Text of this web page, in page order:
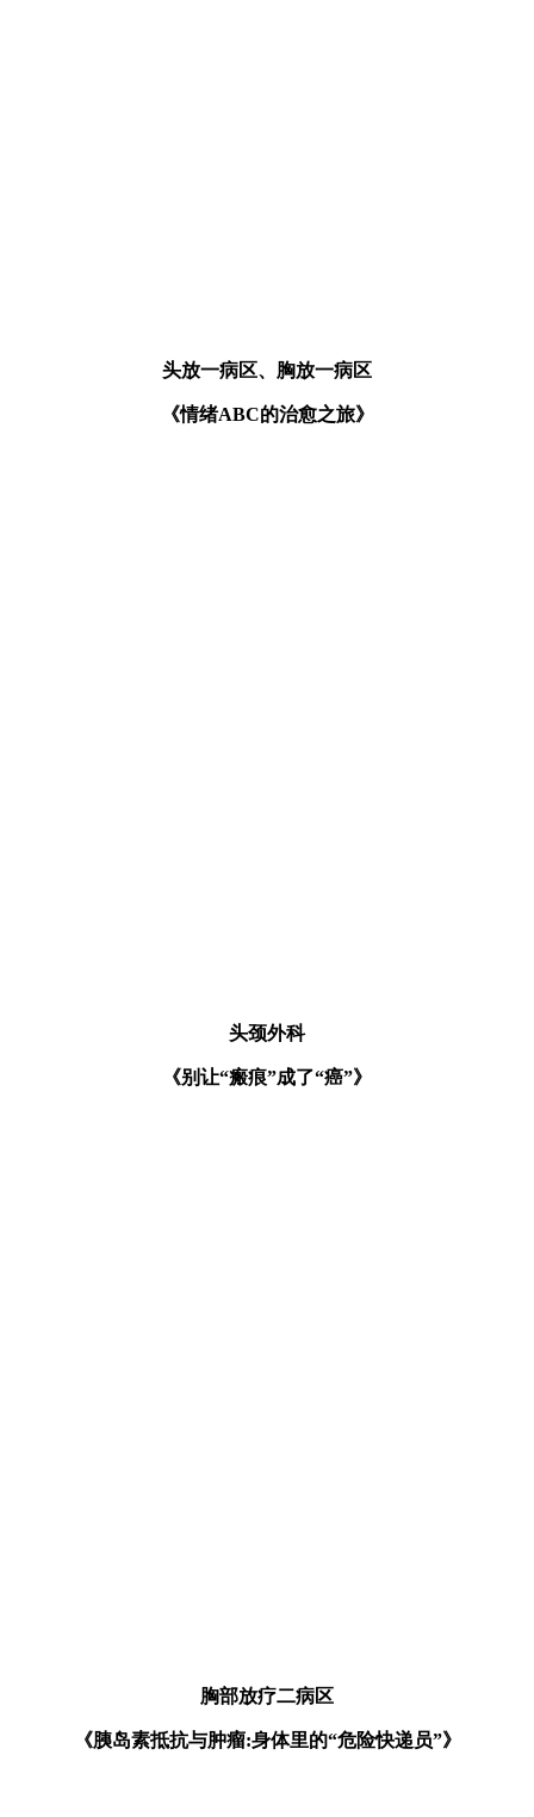
头放一病区、胸放一病区
《情绪ABC的治愈之旅》
头颈外科
《别让“瘢痕”成了“癌”》
胸部放疗二病区
《胰岛素抵抗与肿瘤:身体里的“危险快递员”》